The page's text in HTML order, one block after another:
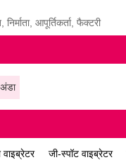
आपूर्तिकर्ता, फैक्टरी
जी-स्पॉट वाइब्रेटर